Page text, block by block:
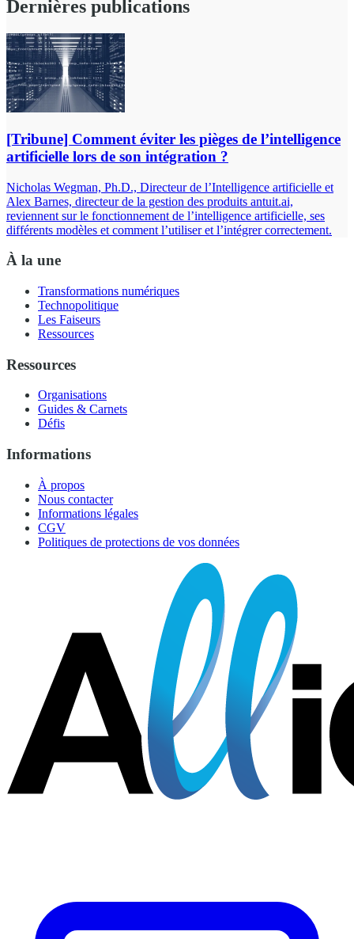
Dernières publications
[Tribune] Comment éviter les pièges de l’intelligence
artificielle lors de son intégration ?
Nicholas Wegman, Ph.D., Directeur de l’Intelligence artificielle et
Alex Barnes, directeur de la gestion des produits antuit.ai,
reviennent sur le fonctionnement de l’intelligence artificielle, ses
différents modèles et comment l’utiliser et l’intégrer correctement.
À la une
Transformations numériques
Technopolitique
Les Faiseurs
Ressources
Ressources
Organisations
Guides & Carnets
Défis
Informations
À propos
Nous contacter
Informations légales
CGV
Politiques de protections de vos données